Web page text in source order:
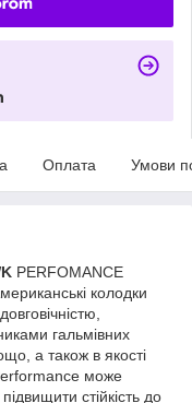
Оплата Умови
PERFOMANCE
колодки
гальмівних
а також в якості
може
стійкість до